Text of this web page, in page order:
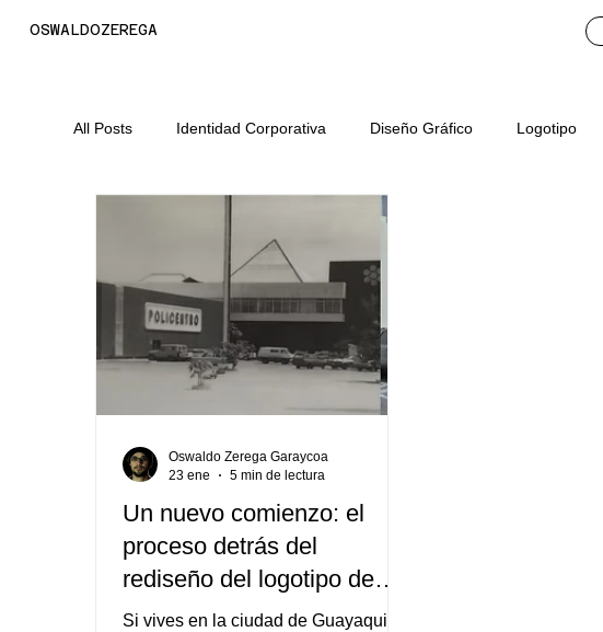
OSWALDOZEREGA
All Posts Identidad Corporativa Diseño Gráfico Logotipo
Un nuevo comienzo: el
proceso detrás del
rediseño del logotipo de
Policentro
Si vives en la ciudad de Guayaquil-
Oswaldo Zerega Garaycoa
23 ene
5 min de lectura